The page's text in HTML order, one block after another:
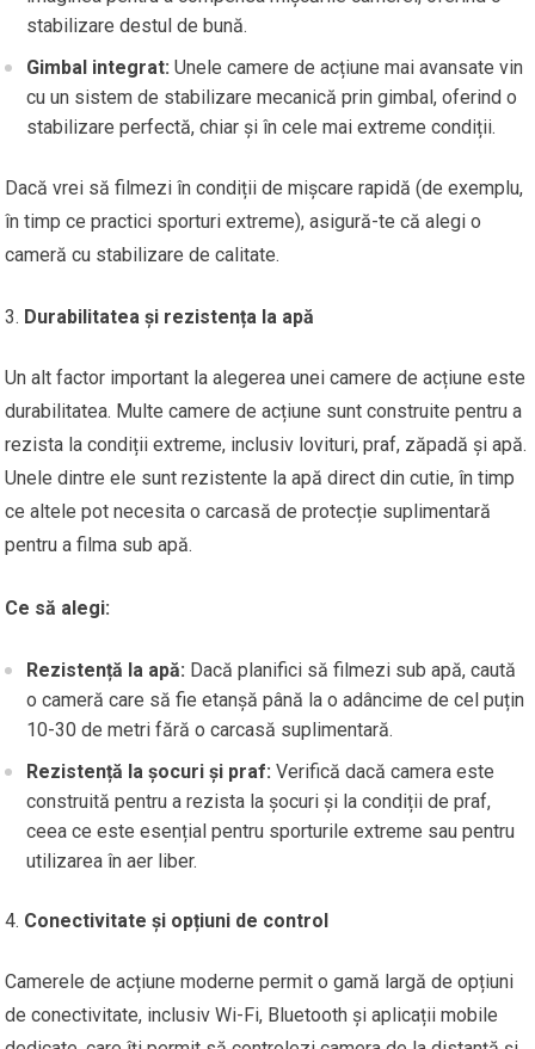
stabilizare destul de bună.
Gimbal integrat: Unele camere de acțiune mai avansate vin
cu un sistem de stabilizare mecanică prin gimbal, oferind o
stabilizare perfectă, chiar și în cele mai extreme condiții.
Dacă vrei să filmezi în condiții de mișcare rapidă (de exemplu,
în timp ce practici sporturi extreme), asigură-te că alegi o
cameră cu stabilizare de calitate.
Durabilitatea și rezistența la apă
Un alt factor important la alegerea unei camere de acțiune este
durabilitatea. Multe camere de acțiune sunt construite pentru a
rezista la condiții extreme, inclusiv lovituri, praf, zăpadă și apă.
Unele dintre ele sunt rezistente la apă direct din cutie, în timp
ce altele pot necesita o carcasă de protecție suplimentară
pentru a filma sub apă.
Ce să alegi:
Rezistență la apă: Dacă planifici să filmezi sub apă, caută
o cameră care să fie etanșă până la o adâncime de cel puțin
10-30 de metri fără o carcasă suplimentară.
Rezistență la șocuri și praf: Verifică dacă camera este
construită pentru a rezista la șocuri și la condiții de praf,
ceea ce este esențial pentru sporturile extreme sau pentru
utilizarea în aer liber.
Conectivitate și opțiuni de control
Camerele de acțiune moderne permit o gamă largă de opțiuni
de conectivitate, inclusiv Wi-Fi, Bluetooth și aplicații mobile